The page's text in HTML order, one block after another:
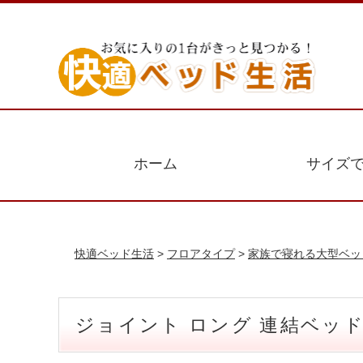
ホーム サイズ
快適ベッド生活 > フロアタイプ> 家族で寝れる大型ベ
ジョイント ロング 連結ベッ